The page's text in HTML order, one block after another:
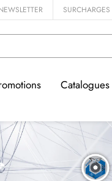
SURCHARGES
Catalogues